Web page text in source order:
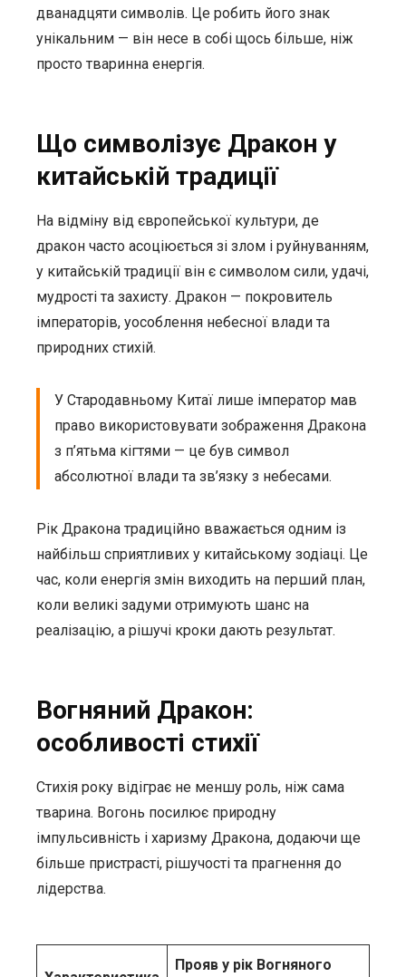
дванадцяти символів. Це робить його знак
унікальним — він несе в собі щось більше, ніж
просто тваринна енергія.
Що символізує Дракон у
китайській традиції
На відміну від європейської культури, де
дракон часто асоціюється зі злом і руйнуванням,
у китайській традиції він є символом сили, удачі,
мудрості та захисту. Дракон — покровитель
імператорів, уособлення небесної влади та
природних стихій.
У Стародавньому Китаї лише імператор мав
право використовувати зображення Дракона
з п’ятьма кігтями — це був символ
абсолютної влади та зв’язку з небесами.
Рік Дракона традиційно вважається одним із
найбільш сприятливих у китайському зодіаці. Це
час, коли енергія змін виходить на перший план,
коли великі задуми отримують шанс на
реалізацію, а рішучі кроки дають результат.
Вогняний Дракон:
особливості стихії
Стихія року відіграє не меншу роль, ніж сама
тварина. Вогонь посилює природну
імпульсивність і харизму Дракона, додаючи ще
більше пристрасті, рішучості та прагнення до
лідерства.
Прояв у рік Вогняного